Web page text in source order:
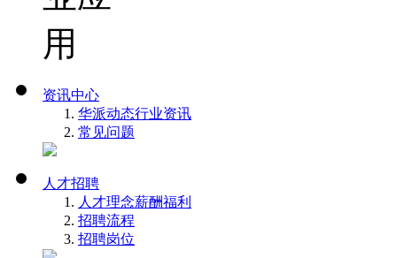
资讯中心
华派动态行业资讯
常见问题
人才招聘
人才理念薪酬福利
招聘流程
招聘岗位